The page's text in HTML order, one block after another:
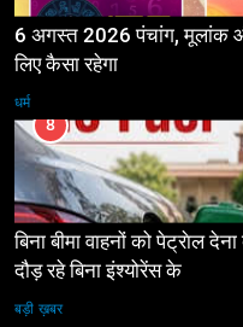
6 अगस्त 2026 पंचांग, मूलांक
लिए कैसा रहेगा
धर्म
8
बिना बीमा वाहनों को पेट्राेल
दौड़ रहे बिना इंश्योरेंस के
बड़ी ख़बर